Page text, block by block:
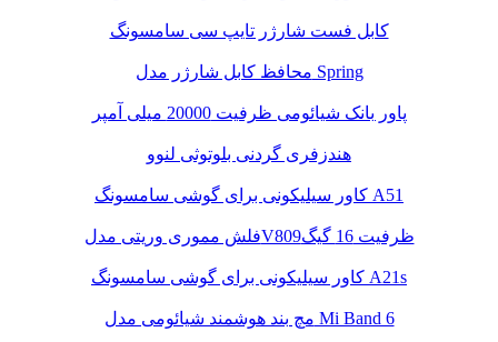
کابل فست شارژر تایپ سی سامسونگ
محافظ کابل شارژر مدل Spring
پاور بانک شیائومی ظرفیت 20000 میلی آمپر
هندزفری گردنی بلوتوثی لنوو
کاور سیلیکونی برای گوشی سامسونگ A51
فلش مموری وریتی مدلV809ظرفیت 16 گیگ
کاور سیلیکونی برای گوشی سامسونگ A21s
مچ بند هوشمند شیائومی مدل Mi Band 6